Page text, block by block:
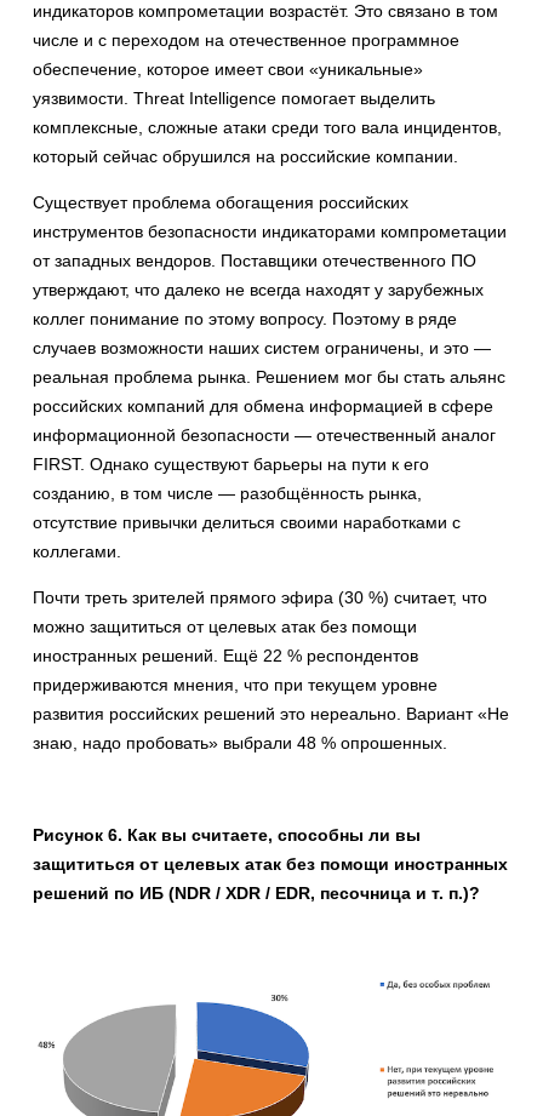
индикаторов компрометации возрастёт. Это связано в том
числе и с переходом на отечественное программное
обеспечение, которое имеет свои «уникальные»
уязвимости. Threat Intelligence помогает выделить
комплексные, сложные атаки среди того вала инцидентов,
который сейчас обрушился на российские компании.
Существует проблема обогащения российских
инструментов безопасности индикаторами компрометации
от западных вендоров. Поставщики отечественного ПО
утверждают, что далеко не всегда находят у зарубежных
коллег понимание по этому вопросу. Поэтому в ряде
случаев возможности наших систем ограничены, и это —
реальная проблема рынка. Решением мог бы стать альянс
российских компаний для обмена информацией в сфере
информационной безопасности — отечественный аналог
FIRST. Однако существуют барьеры на пути к его
созданию, в том числе — разобщённость рынка,
отсутствие привычки делиться своими наработками с
коллегами.
Почти треть зрителей прямого эфира (30 %) считает, что
можно защититься от целевых атак без помощи
иностранных решений. Ещё 22 % респондентов
придерживаются мнения, что при текущем уровне
развития российских решений это нереально. Вариант «Не
знаю, надо пробовать» выбрали 48 % опрошенных.
Рисунок 6. Как вы считаете, способны ли вы
защититься от целевых атак без помощи иностранных
решений по ИБ (NDR / XDR / EDR, песочница и т. п.)?